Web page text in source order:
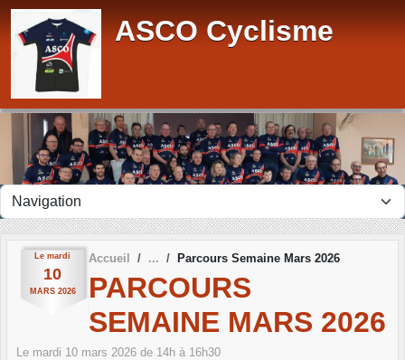
ASCO Cyclisme
Le mardi
10
MARS 2026
Accueil Parcours Semaine Mars 2026
PARCOURS
SEMAINE MARS 2026
Le mardi 10 mars 2026 de 14h à 16h30
Panneau de gestion des cookies